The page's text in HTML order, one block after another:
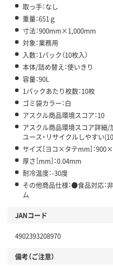
取っ手：なし
重量：651ｇ
寸法：900mm×1,000mm
対象：業務用
入数：1パック（10枚入）
本体/詰め替え：使いきり
容量：90L
1パックあたり枚数：10枚
ゴミ袋カラー：白
アスクル商品環境スコア：10
アスクル商品環境スコア詳細/
ユース・リサイクルしやすい
サイズ［ヨコ×タテmm］：
厚さ［mm］：0.04mm
耐冷温度：-30度
その他商品仕様：●食品対応：
ム
JANコード
4902393208970
備考（ご注意）